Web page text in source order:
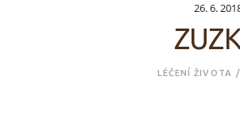
26. 6.
LÉČENÍ ŽIVOTA
Blog